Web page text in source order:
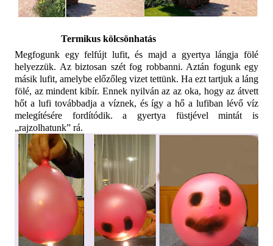
Termikus kölcsönhatás
Megfogunk egy felfújt lufit, és majd a gyertya lángja fölé
helyezzük. Az biztosan szét fog robbanni. Aztán fogunk egy
másik lufit, amelybe előzőleg vizet tettünk. Ha ezt tartjuk a láng
fölé, az mindent kibír. Ennek nyilván az az oka, hogy az átvett
hőt a lufi továbbadja a víznek, és így a hő a lufiban lévő víz
melegítésére fordítódik. a gyertya füstjével mintát is
„rajzolhatunk” rá.